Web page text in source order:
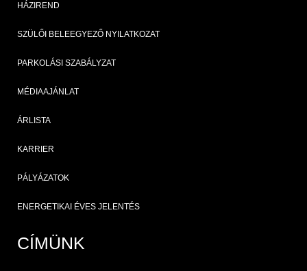
HÁZIREND
SZÜLŐI BELEEGYEZŐ NYILATKOZAT
PARKOLÁSI SZABÁLYZAT
MÉDIAAJÁNLAT
ÁRLISTA
KARRIER
PÁLYÁZATOK
ENERGETIKAI ÉVES JELENTÉS
CÍMÜNK